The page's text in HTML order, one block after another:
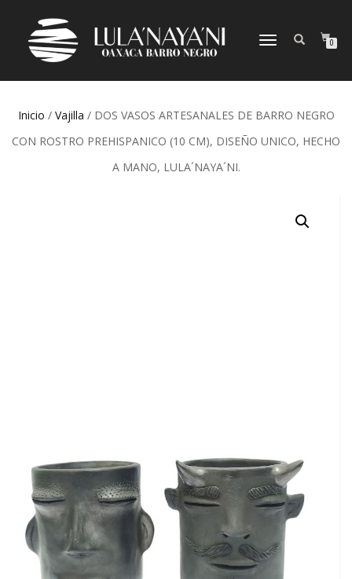
CAMBIAR
0
Inicio / Vajilla / DOS VASOS ARTESANALES DE BARRO NEGRO
CON ROSTRO PREHISPANICO (10 CM), DISEÑO UNICO, HECHO
A MANO, LULA´NAYA´NI.